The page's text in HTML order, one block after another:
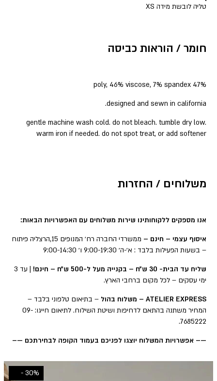
טליה לובשת מידה XS
חומר / הוראות כביסה
47% poly, 46% viscose, 7% spandex
designed and sewn in california.
gentle machine wash cold. do not bleach. tumble dry low.
warm iron if needed. do not spot treat, or add softener
משלוחים / החזרות
אנו מספקים ללקוחותינו שירות משלוחים עם האפשרויות הבאות:
איסוף עצמי – חינם –
ממשרדי החברה רח׳ המנופים 15,הרצליה פיתוח
– בשעות הפעילות בלבד : א׳-ה׳ 9:00-19:30 ו׳ 9:00-14:30
שליח עד הבית- 30 ש״ח – בקנייה מעל ל-500 ש״ח – חינם!
| עד 3
ימי עסקים – לכל מקום ברחבי הארץ.
ATELIER EXPRESS – משלוח בהול
– בתיאום טלפוני בלבד –
המחיר משתנה בהתאם לדחיפות ושיטת השילוח. לתיאום חייגו: 09-
7685222.
—– אפשרויות המשלוח יוצגו לפניכם בעמוד הקופה לבחירתכם —–
30% -